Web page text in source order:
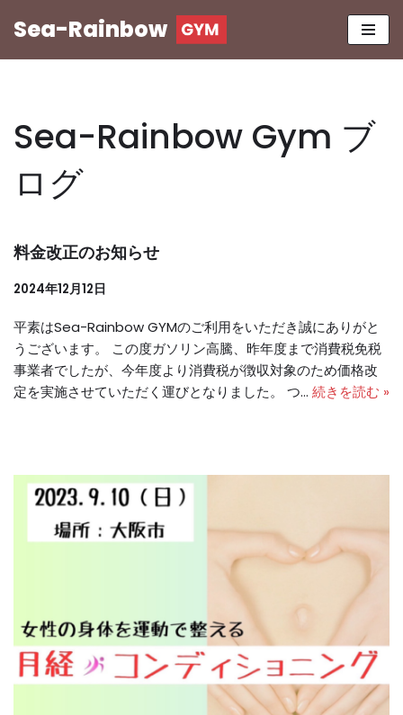
ツ
ス
キ
プ
Sea-Rainbow
Sea-Rainbow Gym ブ
ログ
料金改正のお知らせ
2024年12月12日
平素はSea-Rainbow GYMのご利用をいただき誠にありがと
うございます。 この度ガソリン高騰、昨年度まで消費税免税
事業者でしたが、今年度より消費税が徴収対象のため価格改
定を実施させていただく運びとなりました。 つ… 続きを読む »